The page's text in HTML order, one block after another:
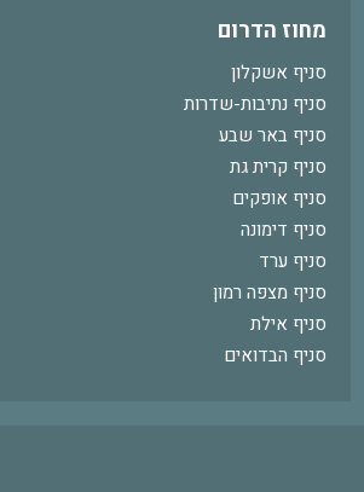
מחוז הדרום
סניף אשקלון
סניף נתיבות-שדרות
סניף באר שבע
סניף קרית גת
סניף אופקים
סניף דימונה
סניף ערד
סניף מצפה רמון
סניף אילת
סניף הבדואים